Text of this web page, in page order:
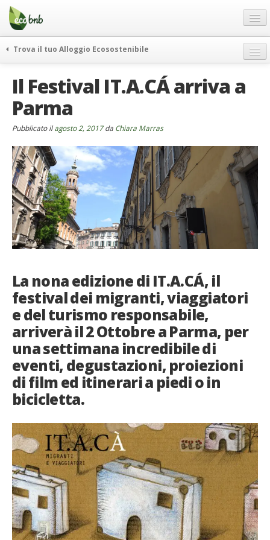
Menu
Salta
contenuto
Offerte Speciali
Regali
FAQ
Chi Siamo
Partner
Contatti
Italiano
German
English
French
Italiano
Trova il tuo Alloggio Ecosostenibile
itinerari
curiosità
vivere e viaggiare verde
ecohotel
rassegna stampa
Il Festival IT.A.CÁ arriva a
Parma
Pubblicato ilagosto 2, 2017da Chiara Marras
La nona edizione di IT.A.CÁ, il
festival dei migranti, viaggiatori
e del turismo responsabile,
arriverà il 2 Ottobre a Parma, per
una settimana incredibile di
eventi, degustazioni, proiezioni
di film ed itinerari a piedi o in
bicicletta.